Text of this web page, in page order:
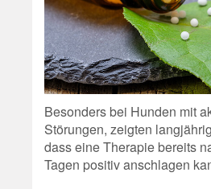
Besonders bei Hunden mit
Störungen, zeigten
dass eine Therapie bereits
Tagen positiv anschlagen